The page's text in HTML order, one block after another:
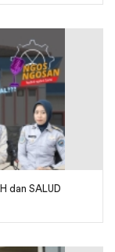
dan SALUD